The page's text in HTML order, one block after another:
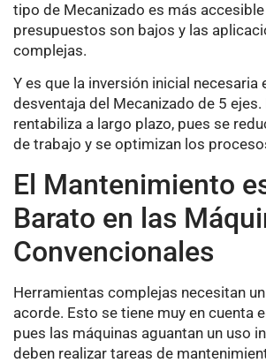
tipo de Mecanizado es más
presupuestos son bajos y las
complejas.
Y es que la inversión inicial necesaria
desventaja del Mecanizado de 5 ejes.
rentabiliza a largo plazo, pues se
de trabajo y se optimizan los
El Mantenimiento
Barato en las
Convencionales
Herramientas complejas necesitan
acorde. Esto se tiene muy en cuenta
pues las máquinas aguantan un uso
deben realizar tareas de